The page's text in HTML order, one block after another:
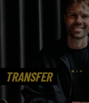
TRANSFER